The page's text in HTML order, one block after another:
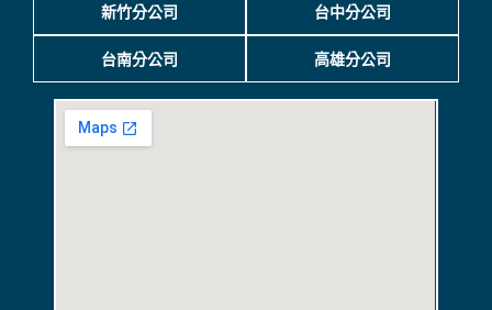
商，或與連結本網站，也可能蒐集您個人的資料。對於您主動
提供的個人資訊，這些廣告廠商、或連結網站有其個別的私權
保護政策，其資料處理措施不適用本網站隱私權保護政策，本
公司不負任何連帶責任。
本網站將在事前或註冊登錄取得您的同意後，傳送商業性資料
或電子郵件給您。本公司除了在該資料或電子郵件上註明是由
本公司發送，也會在該資料或電子郵件上提供您能隨時停止接
新竹分公司 台中分公司
台南分公司 高雄分公司